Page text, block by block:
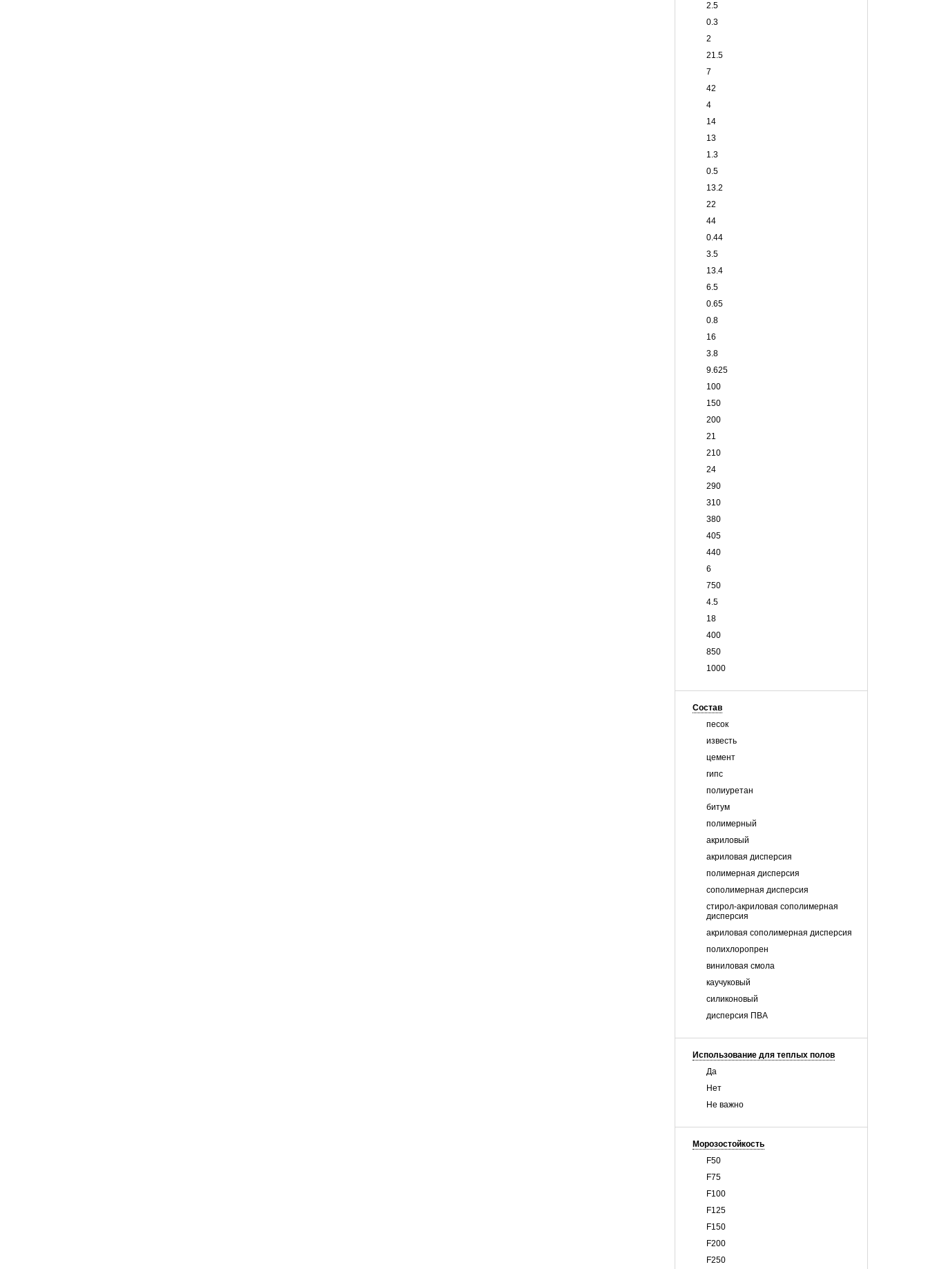
2.5
0.3
2
21.5
7
42
4
14
13
1.3
0.5
13.2
22
44
0.44
3.5
13.4
6.5
0.65
0.8
16
3.8
9.625
100
150
200
21
210
24
290
310
380
405
440
6
750
4.5
18
400
850
1000
Состав
песок
известь
цемент
гипс
полиуретан
битум
полимерный
акриловый
акриловая дисперсия
полимерная дисперсия
сополимерная дисперсия
стирол-акриловая сополимерная
дисперсия
акриловая сополимерная дисперсия
полихлоропрен
виниловая смола
каучуковый
силиконовый
дисперсия ПВА
Использование для теплых полов
Да
Нет
Не важно
Морозостойкость
F50
F75
F100
F125
F150
F200
F250